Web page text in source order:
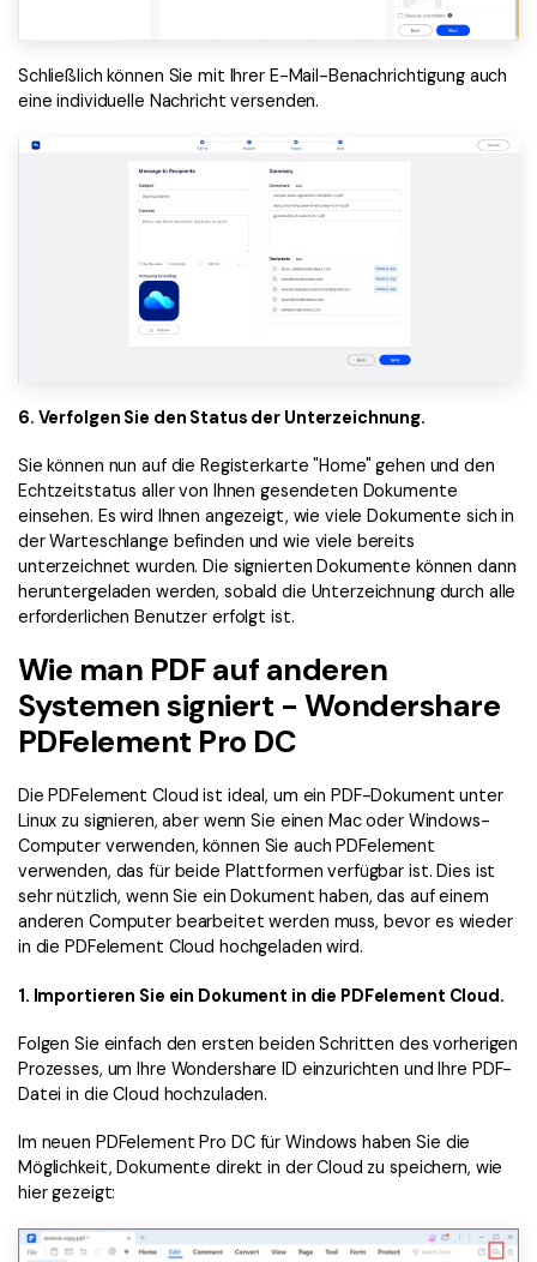
Schließlich können Sie mit Ihrer E-Mail-Benachrichtigung auch
eine individuelle Nachricht versenden.
6. Verfolgen Sie den Status der Unterzeichnung.
Sie können nun auf die Registerkarte "Home" gehen und den
Echtzeitstatus aller von Ihnen gesendeten Dokumente
einsehen. Es wird Ihnen angezeigt, wie viele Dokumente sich in
der Warteschlange befinden und wie viele bereits
unterzeichnet wurden. Die signierten Dokumente können dann
heruntergeladen werden, sobald die Unterzeichnung durch alle
erforderlichen Benutzer erfolgt ist.
Wie man PDF auf anderen
Systemen signiert - Wondershare
PDFelement Pro DC
Die PDFelement Cloud ist ideal, um ein PDF-Dokument unter
Linux zu signieren, aber wenn Sie einen Mac oder Windows-
Computer verwenden, können Sie auch PDFelement
verwenden, das für beide Plattformen verfügbar ist. Dies ist
sehr nützlich, wenn Sie ein Dokument haben, das auf einem
anderen Computer bearbeitet werden muss, bevor es wieder
in die PDFelement Cloud hochgeladen wird.
1. Importieren Sie ein Dokument in die PDFelement Cloud.
Folgen Sie einfach den ersten beiden Schritten des vorherigen
Prozesses, um Ihre Wondershare ID einzurichten und Ihre PDF-
Datei in die Cloud hochzuladen.
Im neuen PDFelement Pro DC für Windows haben Sie die
Möglichkeit, Dokumente direkt in der Cloud zu speichern, wie
hier gezeigt: